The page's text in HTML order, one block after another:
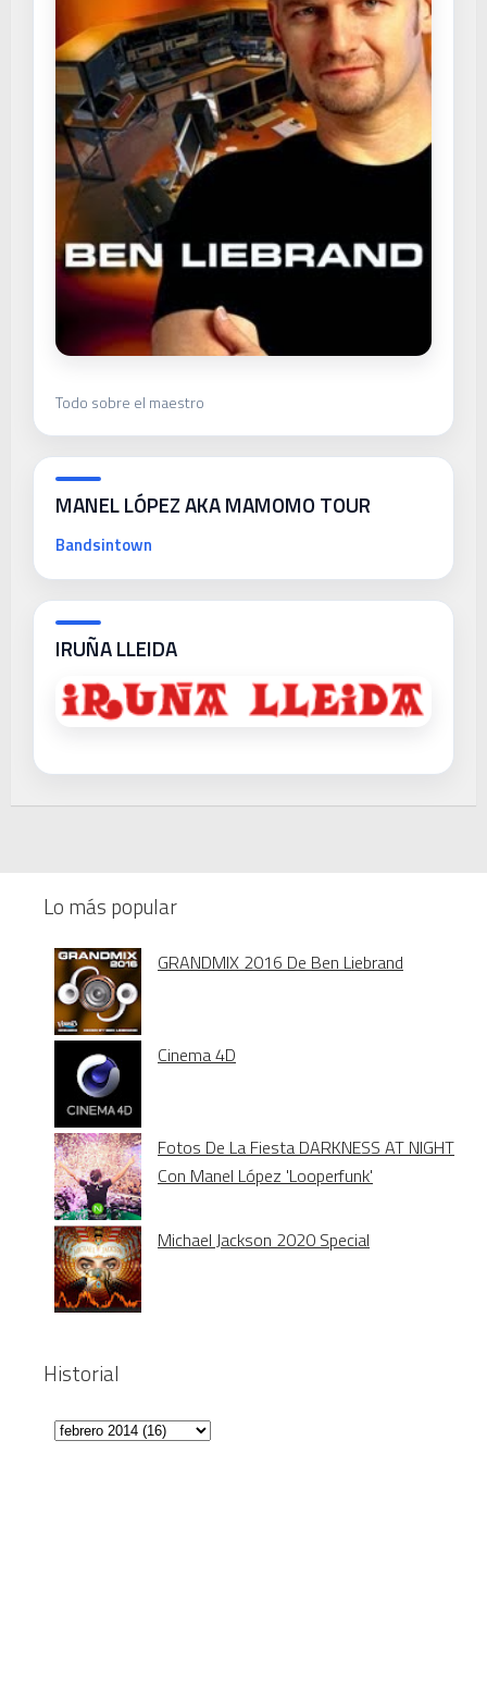
Todo sobre el maestro
MANEL LÓPEZ AKA MAMOMO TOUR
Bandsintown
IRUÑA LLEIDA
Lo más popular
GRANDMIX 2016 De Ben Liebrand
Cinema 4D
Fotos De La Fiesta DARKNESS AT NIGHT
Con Manel López 'Looperfunk'
Michael Jackson 2020 Special
Historial